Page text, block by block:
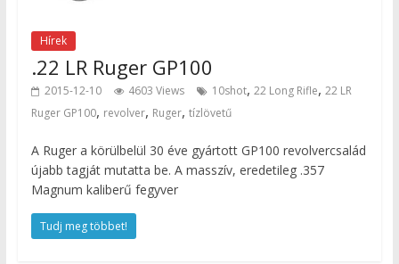
Hírek
.22 LR Ruger GP100
2015-12-10 4603 Views 10shot, 22 Long Rifle, 22 LR
Ruger GP100, revolver, Ruger, tízlövetű
A Ruger a körülbelül 30 éve gyártott GP100 revolvercsalád
újabb tagját mutatta be. A masszív, eredetileg .357
Magnum kaliberű fegyver
Tudj meg többet!